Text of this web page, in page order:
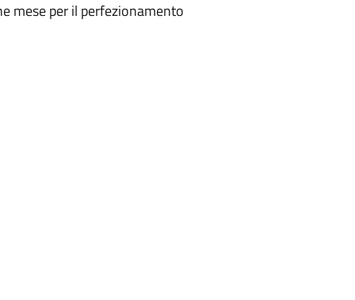
mese per il perfezionamento